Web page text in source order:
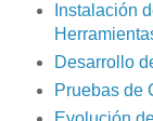
Instalación
Desarrollo
Pruebas de